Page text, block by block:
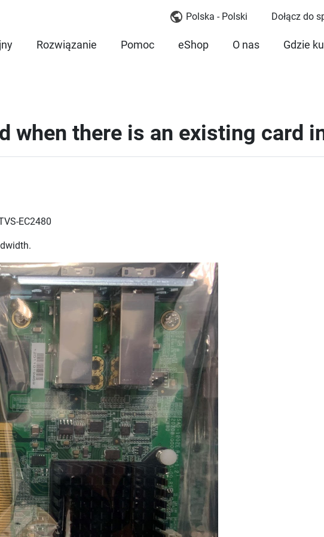
Polska - Polski Dołącz do
Rozwiązanie Pomoc eShop O nas Gdzie
when there is an existing card
EC2480